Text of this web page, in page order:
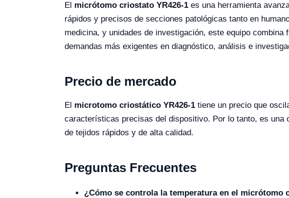
El micrótomo criostato YR426-1 es una herramienta
rápidos y precisos de secciones patológicas tanto en
medicina, y unidades de investigación, este equipo
demandas más exigentes en diagnóstico, análisis e
Precio de mercado
El microtomo criostático YR426-1 tiene un precio que
características precisas del dispositivo. Por lo tanto, es una
de tejidos rápidos y de alta calidad.
Preguntas Frecuentes
¿Cómo se controla la temperatura en el micrótomo